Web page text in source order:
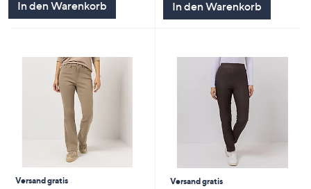
In den Warenkorb In den Warenkorb
Versand gratis
Versand gratis